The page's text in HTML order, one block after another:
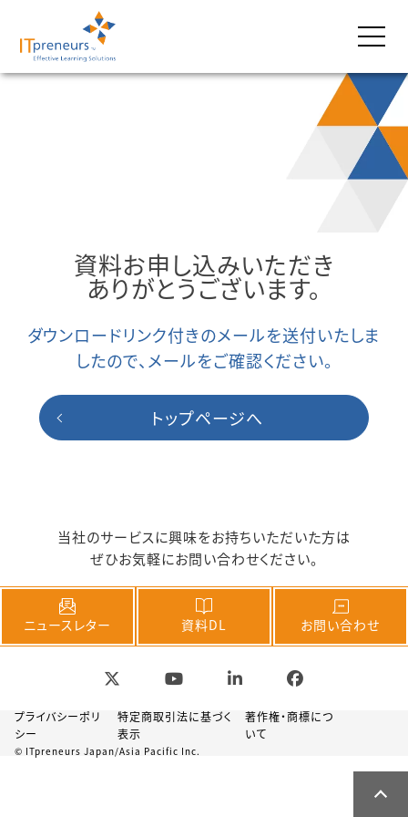
資料お申し込みいただき
ありがとうございます。
ダウンロードリンク付きのメールを送付いたしま
したので、メールをご確認ください。
トップページへ
当社のサービスに興味をお持ちいただいた方は
ぜひお気軽にお問い合わせください。
ニュースレター 資料DL お問い合わせ
プライバシーポリ
シー
特定商取引法に基づく
表示
著作権・商標につ
いて
© ITpreneurs Japan/Asia Pacific Inc.